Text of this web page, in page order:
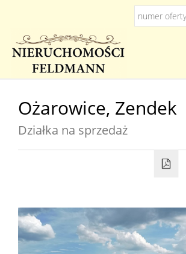
Ożarowice, Zendek
Działka na sprzedaż